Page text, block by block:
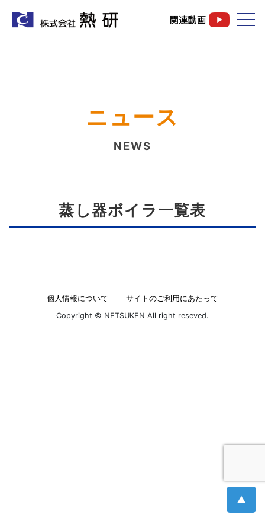
ニュース
NEWS
蒸し器ボイラ一覧表
個人情報について
サイトのご利用にあたって
Copyright © NETSUKEN All right reseved.
▲